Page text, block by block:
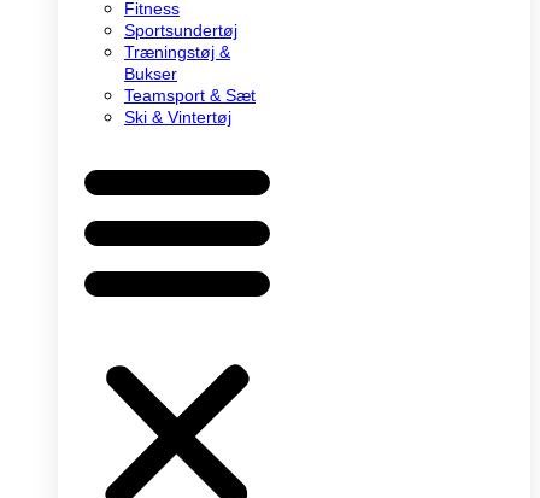
Fitness
Sportsundertøj
Træningstøj &
Bukser
Teamsport & Sæt
Ski & Vintertøj